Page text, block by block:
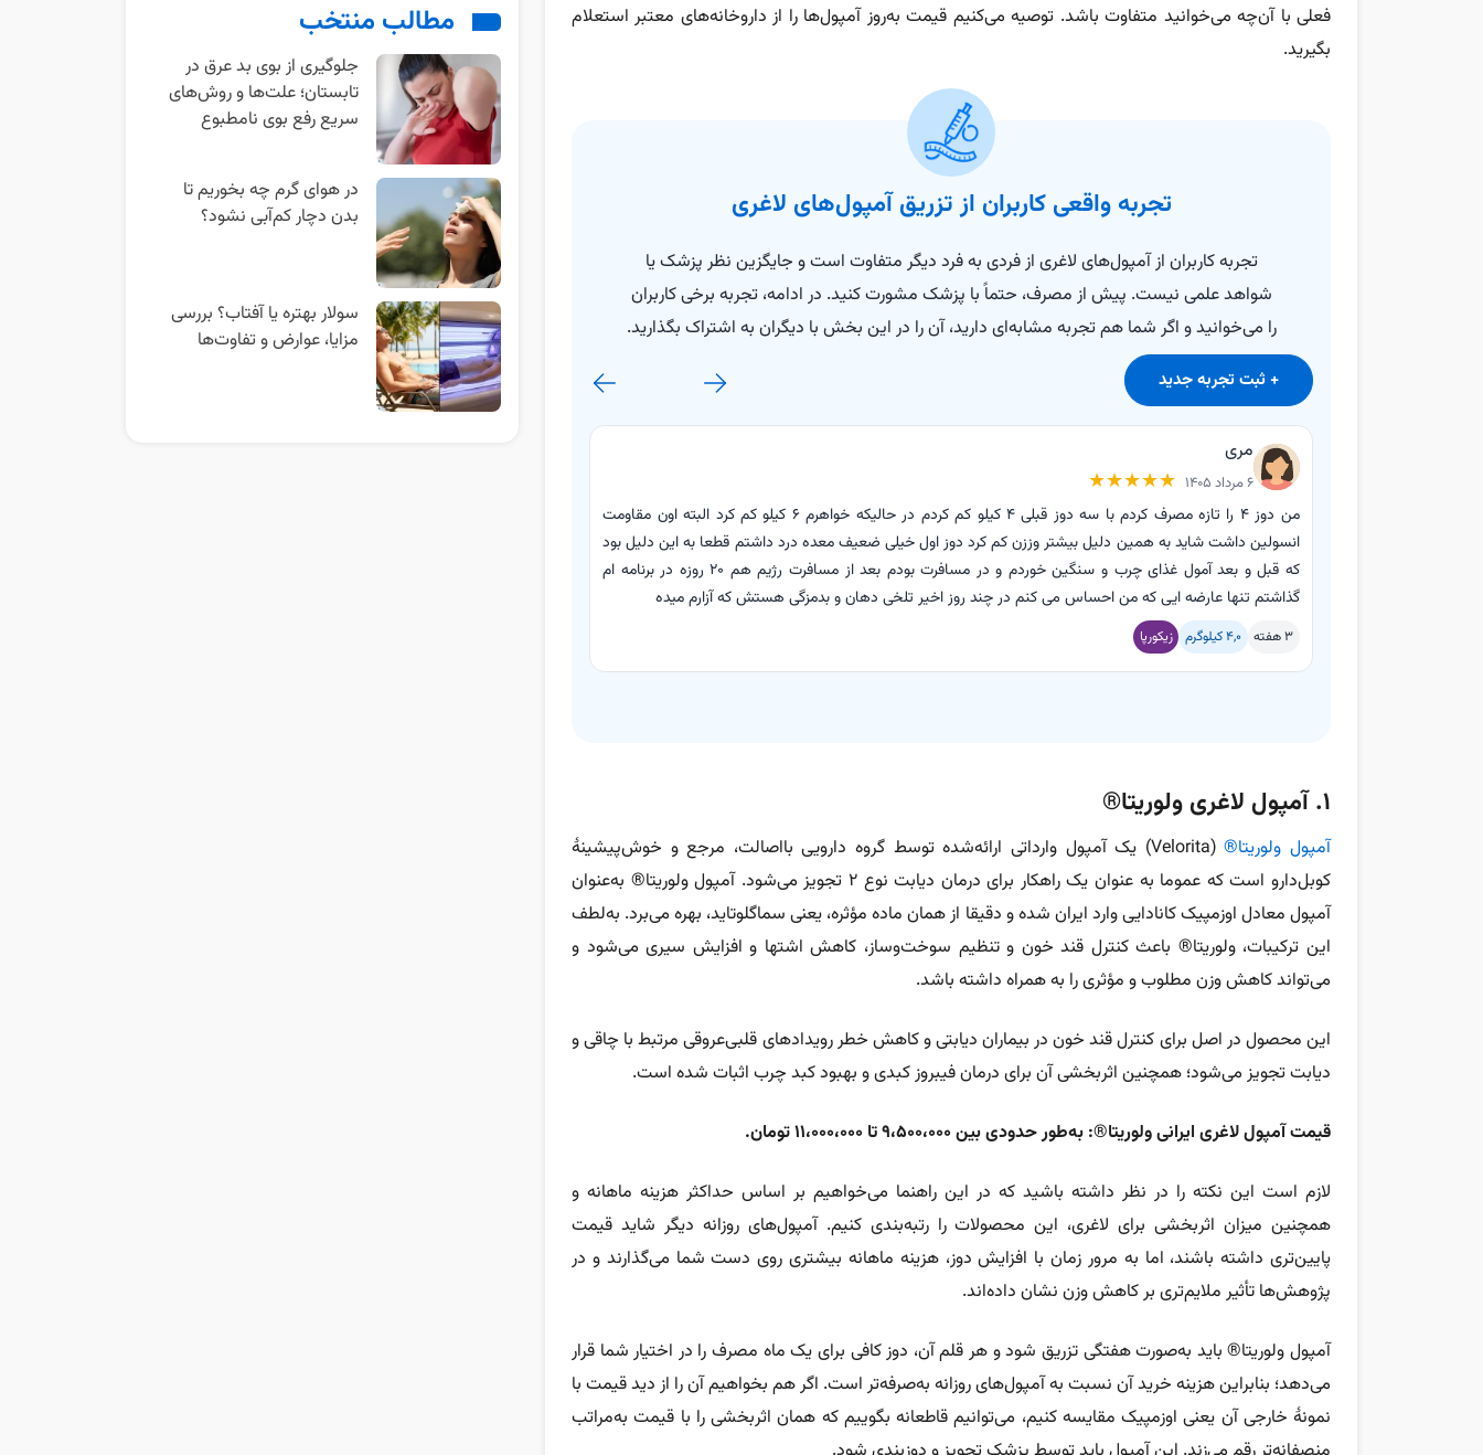
فعلی با آن‌چه می‌خوانید متفاوت باشد. توصیه می‌کنیم قیمت به‌روز آمپول‌ها را از داروخانه‌های معتبر استعلام
بگیرید.
تجربه واقعی کاربران از تزریق آمپول‌های لاغری
تجربه کاربران از آمپول‌های لاغری از فردی به فرد دیگر متفاوت است و جایگزین نظر پزشک یا
شواهد علمی نیست. پیش از مصرف، حتماً با پزشک مشورت کنید. در ادامه، تجربه برخی کاربران
را می‌خوانید و اگر شما هم تجربه‌ مشابه‌ای دارید، آن را در این بخش با دیگران به اشتراک بگذارید.
+ ثبت تجربه جدید
مری
6 مرداد 1405 ★
★
★
★
★
من دوز 4 را تازه مصرف کردم با سه دوز قبلی 4 کیلو کم کردم در حالیکه خواهرم 6 کیلو کم کرد البته اون مقاومت
انسولین داشت شاید به همین دلیل بیشتر وززن کم کرد دوز اول خیلی ضعیف معده درد داشتم قطعا به این دلیل بود
که قبل و بعد آمول غذای چرب و سنگین خوردم و در مسافرت بودم بعد از مسافرت رژیم هم 20 روزه در برنامه ام
گذاشتم تنها عارضه ایی که من احساس می کنم در چند روز اخیر تلخی دهان و بدمزگی هستش که آزارم میده
3 هفته 4,0 کیلوگرم زیکورپا
۱. آمپول لاغری ولوریتا®
آمپول ولوریتا®
(Velorita) یک آمپول وارداتی ارائه‌شده توسط گروه دارویی بااصالت، مرجع و خوش‌پیشینۀ
کوبل‌دارو است که عموما به عنوان یک راهکار برای درمان دیابت نوع ۲ تجویز می‌شود. آمپول ولوریتا® به‌عنوان
آمپول معادل اوزمپیک کانادایی وارد ایران شده و دقیقا از همان ماده مؤثره، یعنی سماگلوتاید، بهره می‌برد. به‌لطف
این ترکیبات، ولوریتا® باعث کنترل قند خون و تنظیم سوخت‌وساز، کاهش اشتها و افزایش سیری می‌شود و
می‌تواند کاهش وزن مطلوب و مؤثری را به همراه داشته باشد.
این محصول در اصل برای کنترل قند خون در بیماران دیابتی‌ و کاهش خطر رویدادهای قلبی‌عروقی مرتبط با چاقی و
دیابت تجویز می‌شود؛ همچنین اثربخشی آن برای درمان فیبروز کبدی و بهبود کبد چرب اثبات شده است.
قیمت آمپول لاغری ایرانی ولوریتا®: به‌طور حدودی بین ۹،۵۰۰،۰۰۰ تا ۱۱،۰۰۰،۰۰۰ تومان.
لازم است این نکته را در نظر داشته باشید که در این راهنما می‌خواهیم بر اساس حداکثر هزینه ماهانه و
همچنین میزان اثربخشی برای لاغری، این محصولات را رتبه‌بندی کنیم. آمپول‌های روزانه دیگر شاید قیمت
پایین‌تری داشته باشند، اما به مرور زمان با افزایش دوز، هزینه ماهانه بیشتری روی دست شما می‌گذارند و در
پژوهش‌ها تأثیر ملایم‌تری بر کاهش وزن نشان داده‌اند.
آمپول ولوریتا® باید به‌صورت هفتگی تزریق شود و هر قلم آن، دوز کافی برای یک ماه مصرف را در اختیار شما قرار
می‌دهد؛ بنابراین هزینه خرید آن نسبت به آمپول‌های روزانه به‌صرفه‌تر است. اگر هم بخواهیم آن را از دید قیمت با
نمونۀ خارجی آن یعنی اوزمپیک مقایسه کنیم، می‌توانیم قاطعانه بگوییم که همان اثربخشی را با قیمت به‌مراتب
مطالب منتخب
جلوگیری از بوی بد عرق در
تابستان؛ علت‌ها و روش‌های
سریع رفع بوی نامطبوع
در هوای گرم چه بخوریم تا
بدن دچار کم‌آبی نشود؟
سولار بهتره یا آفتاب؟ بررسی
مزایا، عوارض و تفاوت‌ها